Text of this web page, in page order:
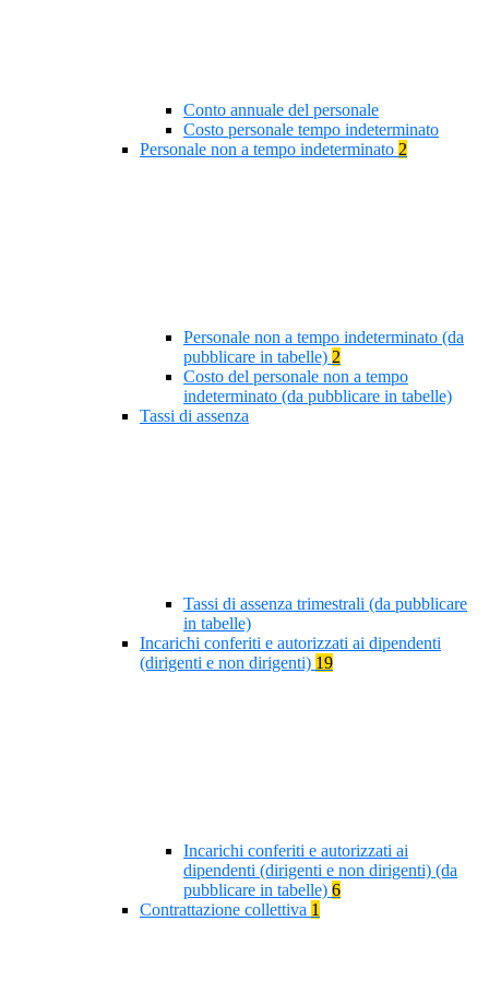
Conto annuale del personale
Costo personale tempo indeterminato
Personale non a tempo indeterminato 2
Personale non a tempo indeterminato (da
pubblicare in tabelle) 2
Costo del personale non a tempo
indeterminato (da pubblicare in tabelle)
Tassi di assenza
Tassi di assenza trimestrali (da pubblicare
in tabelle)
Incarichi conferiti e autorizzati ai dipendenti
(dirigenti e non dirigenti) 19
Incarichi conferiti e autorizzati ai
dipendenti (dirigenti e non dirigenti) (da
pubblicare in tabelle) 6
Contrattazione collettiva 1